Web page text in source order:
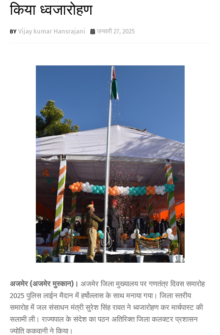
किया ध्वजारोहण
Vijay kumar Hansrajani जनवरी 27, 2025
अजमेर (अजमेर मुस्कान)। अजमेर जिला मुख्यालय पर गणतंत्र दिवस समारोह
2025 पुलिस लाईन मैदान में हर्षोल्लास के साथ मनाया गया। जिला स्तरीय
समारोह में जल संसाधन मंत्री सुरेश सिंह रावत ने ध्वजारोहण कर मार्चपास्ट की
सलामी ली। राज्यपाल के संदेश का पठन अतिरिक्त जिला कलक्टर प्रशासन
ज्योति ककवानी ने किया।